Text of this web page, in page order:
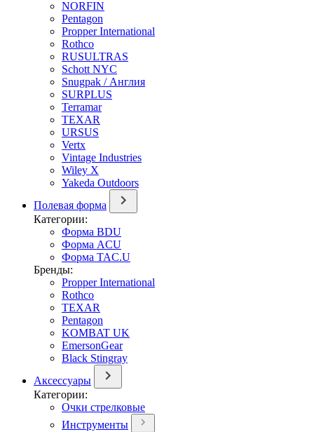
NORFIN
Pentagon
Propper International
Rothco
RUSULTRAS
Schott NYC
Snugpak / Англия
SURPLUS
Terramar
TEXAR
URSUS
Vertx
Vintage Industries
Wiley X
Yakeda Outdoors
Полевая форма
Категории:
Форма BDU
Форма ACU
Форма TAC.U
Бренды:
Propper International
Rothco
TEXAR
Pentagon
KOMBAT UK
EmersonGear
Black Stingray
Аксессуары
Категории:
Очки стрелковые
Инструменты